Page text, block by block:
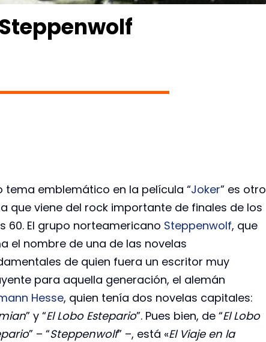
tema emblemático en la película “Joker” es otro
que viene del rock importante de finales de los
60. El grupo norteamericano Steppenwolf, que
el nombre de una de las novelas
de quien fuera un escritor muy
para aquella generación, el alemán
Hesse, quien tenía dos novelas capitales:
” y “El Lobo Estepario”. Pues bien, de “El Lobo
” – “Steppenwolf” –, está «El Viaje en la